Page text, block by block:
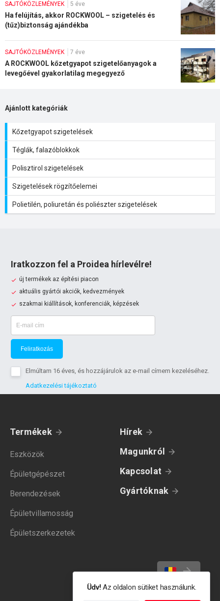
SAJTÓKÖZLEMÉNYEK 5 éve
Ha felújítás, akkor ROCKWOOL – szigetelés és
(tűz)biztonság ajándékba
SAJTÓKÖZLEMÉNYEK 7 éve
A ROCKWOOL kőzetgyapot szigetelőanyagok a
levegőével gyakorlatilag megegyező
Ajánlott kategóriák
Kőzetgyapot szigetelések
Téglák, falazóblokkok
Polisztirol szigetelések
Szigetelések rögzítőelemei
Polietilén, poliuretán és poliészter szigetelések
Iratkozzon fel a Proidea hírlevélre!
új termékek az építési piacon
aktuális gyártói akciók, kedvezmények
szakmai kiállítások, konferenciák, képzések
Feliratkozás
Elmúltam 16 éves, és hozzájárulok az e-mail címem kezeléséhez.
Adatkezelési tájékoztató
Termékek
Eszközök
Épületgépészet
Berendezések
Épületvillamosság
Épületszerkezetek
Hírek
Magunkról
Kapcsolat
Gyártóknak
Üdv!Az oldalon sütiket használunk.